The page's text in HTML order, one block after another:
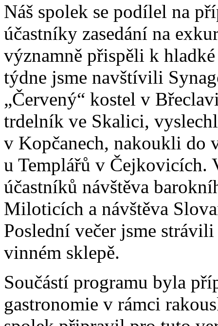
Náš spolek se podílel na
účastníky zasedání na
významně přispěli k
týdne jsme navštívili
„Červený“ kostel v
trdelník ve Skalici,
v Kopčanech, nakoukli do
u Templářů v Čejkovicích.
účastníků návštěva
Miloticích a návštěva
Poslední večer jsme
vinném sklepě.
Součástí programu byla
gastronomie v rámci